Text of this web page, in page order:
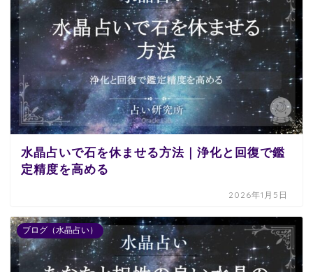
水晶占いで石を休ませる方法｜浄化と回復で鑑
定精度を高める
2026年1月5日
ブログ（水晶占い）